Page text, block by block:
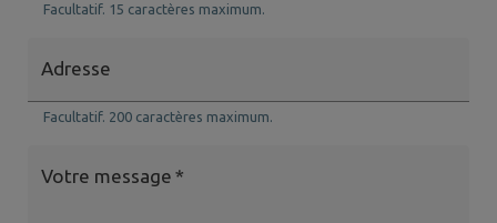
Facultatif. 15 caractères maximum.
Adresse
Facultatif. 200 caractères maximum.
Votre message *